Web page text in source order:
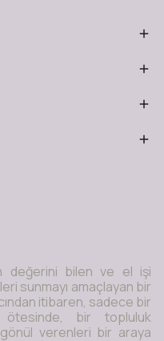
değerini bilen ve el işi
sunmayı amaçlayan bir
itibaren, sadece bir
ötesinde, bir topluluk
verenleri bir araya